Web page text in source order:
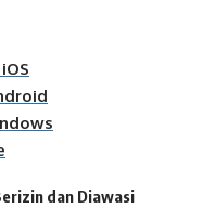
dan Diawasi